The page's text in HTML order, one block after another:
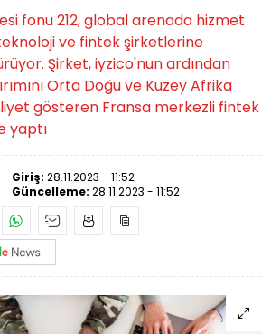
fonu 212, global arenada hizmet
ve fintek şirketlerine
Şirket, iyzico'nun ardından
Orta Doğu ve Kuzey Afrika
gösteren Fransa merkezli fintek
yaptı
Giriş: 28.11.2023 - 11:52
Güncelleme: 28.11.2023 - 11:52